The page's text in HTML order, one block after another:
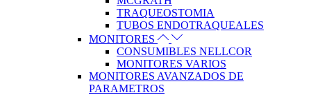
TRAQUEOSTOMIA
TUBOS ENDOTRAQUEALES
MONITORES
CONSUMIBLES NELLCOR
MONITORES VARIOS
MONITORES AVANZADOS DE
PARAMETROS